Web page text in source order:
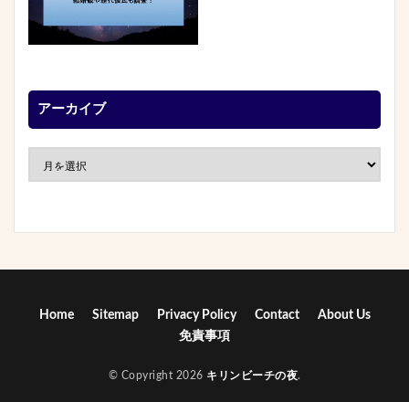
アーカイブ
Home Sitemap Privacy Policy Contact
About Us
免責事項
© Copyright 2026 キリンビーチの夜.